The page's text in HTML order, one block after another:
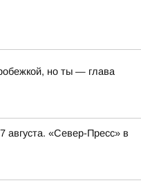
но ты — глава
августа. «Север-Пресс» в